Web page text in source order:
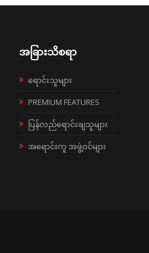
အခြားသိစရာ
ရောင်းသူများ
PREMIUM FEATURES
ပြန်လည်ရောင်းချသူများ
အရောင်းကူ အဖွဲ့ဝင်များ